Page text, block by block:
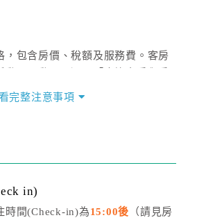
，包含房價、稅額及服務費。客房
準。
動，皆為次日計算及辦理。
完整注意事項
in)
時間(Check-in)為15:00後 （請見房